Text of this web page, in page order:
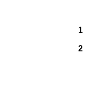
1
2